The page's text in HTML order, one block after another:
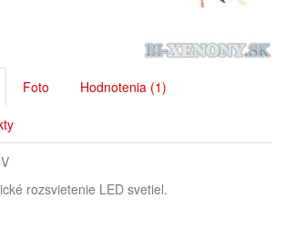
Foto Hodnotenia (1)
rozsvietenie LED svetiel.